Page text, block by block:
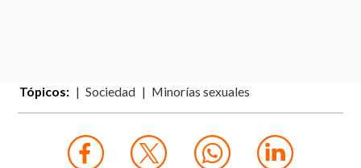
Tópicos: Sociedad Minorías sexuales